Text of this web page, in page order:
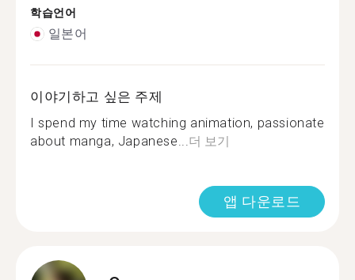
학습언어
일본어
이야기하고 싶은 주제
I spend my time watching animation, passionate
about manga, Japanese...더 보기
앱 다운로드